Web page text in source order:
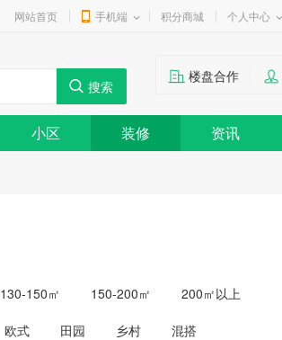
网站首页 手机端 积分商城 个人中心
楼盘合作
小区 装修 资讯
130-150㎡ 150-200㎡ 200㎡以上
欧式 田园 乡村 混搭